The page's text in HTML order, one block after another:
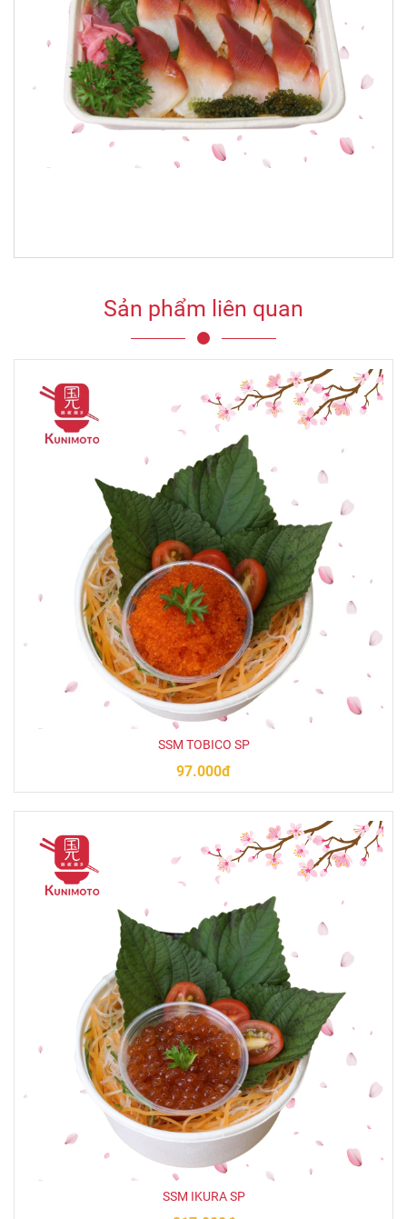
Sản phẩm liên quan
SSM TOBICO SP
97.000đ
SSM IKURA SP